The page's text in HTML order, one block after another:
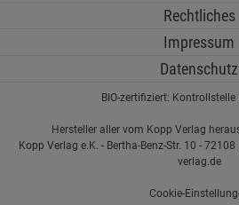
Rechtliches
Impressum
Datenschutz
BIO-zertifiziert: Kontrollstelle
Hersteller aller vom Kopp Verlag
Kopp Verlag e.K. - Bertha-Benz-Str. 10 -
verlag.de
Cookie-